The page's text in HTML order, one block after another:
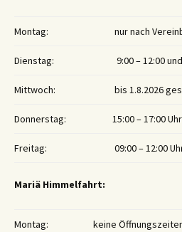
Montag: nur nach
Dienstag: 9:00 – 12:00 und
Mittwoch: bis 1.8.2026
Donnerstag: 15:00 – 17:00 Uhr
Freitag: 09:00 – 12:00
Mariä Himmelfahrt:
Montag: keine